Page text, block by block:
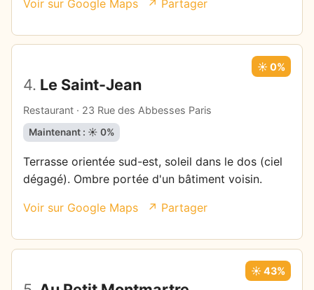
Voir sur Google Maps ↗ Partager
4. Le Saint-Jean
Restaurant · 23 Rue des Abbesses Paris
☀️ 0%
Maintenant : ☀️ 0%
Terrasse orientée sud-est, soleil dans le dos (ciel
dégagé). Ombre portée d'un bâtiment voisin.
Voir sur Google Maps ↗ Partager
☀️ 43%